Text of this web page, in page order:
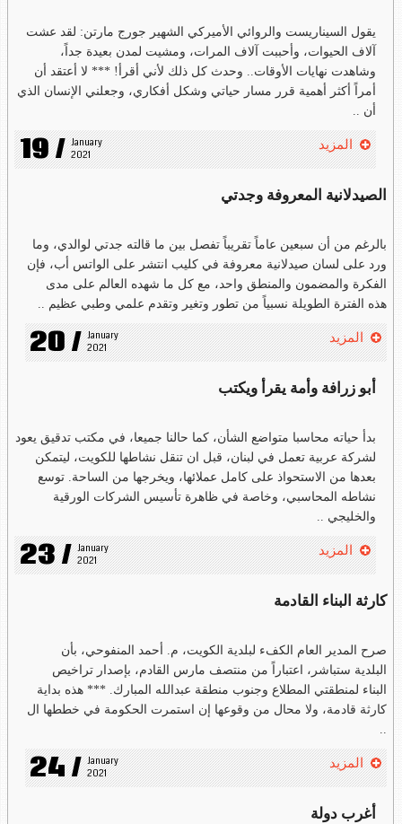
يقول السيناريست والروائي الأميركي الشهير جورج مارتن: لقد عشت
آلاف الحيوات، وأحببت آلاف المرات، ومشيت لمدن بعيدة جداً،
وشاهدت نهايات الأوقات.. وحدث كل ذلك لأني أقرأ! *** لا أعتقد أن
أمراً أكثر أهمية قرر مسار حياتي وشكل أفكاري، وجعلني الإنسان الذي
أن ..
19 / January
2021
المزيد
الصيدلانية المعروفة وجدتي
بالرغم من أن سبعين عاماً تقريباً تفصل بين ما قالته جدتي لوالدي، وما
ورد على لسان صيدلانية معروفة في كليب انتشر على الواتس أب، فإن
الفكرة والمضمون والمنطق واحد، مع كل ما شهده العالم على مدى
هذه الفترة الطويلة نسبياً من تطور وتغير وتقدم علمي وطبي عظيم ..
20 / January
2021
المزيد
أبو زرافة وأمة يقرأ ويكتب
بدأ حياته محاسبا متواضع الشأن، كما حالنا جميعا، في مكتب تدقيق يعود
لشركة عربية تعمل في لبنان، قبل ان تنقل نشاطها للكويت، ليتمكن
بعدها من الاستحواذ على كامل عملائها، ويخرجها من الساحة. توسع
نشاطه المحاسبي، وخاصة في ظاهرة تأسيس الشركات الورقية
والخليجي ..
23 / January
2021
المزيد
كارثة البناء القادمة
صرح المدير العام الكفء لبلدية الكويت، م. أحمد المنفوحي، بأن
البلدية ستباشر، اعتباراً من منتصف مارس القادم، بإصدار تراخيص
البناء لمنطقتي المطلاع وجنوب منطقة عبدالله المبارك. *** هذه بداية
كارثة قادمة، ولا محال من وقوعها إن استمرت الحكومة في خططها ال
..
24 / January
2021
المزيد
أغرب دولة